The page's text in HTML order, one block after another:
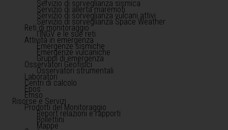
Servizio di sorveglianza sismica
Servizio di allerta maremoti
Servizio di sorveglianza vulcani attivi
Servizio di sorveglianza Space Weather
Reti di monitoraggio
l'INGV e le sue reti
Attività in emergenza
Emergenze sismiche
Emergenze vulcaniche
Gruppi di emergenza
Osservatori Geofisici
Osservatori strumentali
Laboratori
Centri di calcolo
Epos
Emso
Risorse e Servizi
Prodotti del Monitoraggio
Report relazioni e rapporti
Bollettini
Mappe